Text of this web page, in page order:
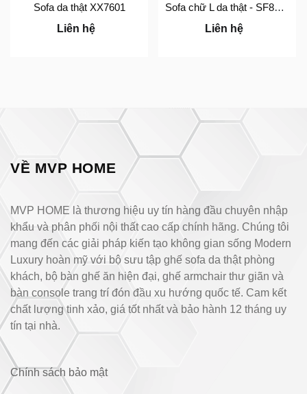
Sofa da thật XX7601
Liên hệ
Sofa chữ L da thật - SF8060
Liên hệ
VỀ MVP HOME
MVP HOME là thương hiệu uy tín hàng đầu chuyên nhập
khẩu và phân phối nội thất cao cấp chính hãng. Chúng tôi
mang đến các giải pháp kiến tạo không gian sống Modern
Luxury hoàn mỹ với bộ sưu tập ghế sofa da thật phòng
khách, bộ bàn ghế ăn hiện đại, ghế armchair thư giãn và
bàn console trang trí đón đầu xu hướng quốc tế. Cam kết
chất lượng tinh xảo, giá tốt nhất và bảo hành 12 tháng uy
tín tại nhà.
Chính sách bảo mật